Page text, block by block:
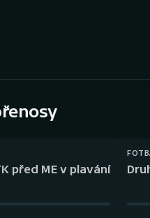
před ME v plavání